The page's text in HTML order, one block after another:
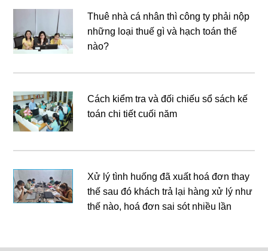
Thuê nhà cá nhân thì công ty phải nộp
những loại thuế gì và hạch toán thế
nào?
Cách kiểm tra và đối chiếu sổ sách kế
toán chi tiết cuối năm
Xử lý tình huống đã xuất hoá đơn thay
thế sau đó khách trả lại hàng xử lý như
thế nào, hoá đơn sai sót nhiều lần